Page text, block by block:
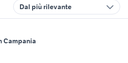
Dal più rilevante
Campania